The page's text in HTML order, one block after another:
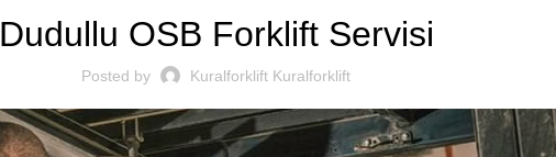
Dudullu OSB Forklift Servisi
Posted by Kuralforklift Kuralforklift